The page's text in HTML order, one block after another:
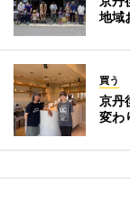
地域
買う
京丹
変わ